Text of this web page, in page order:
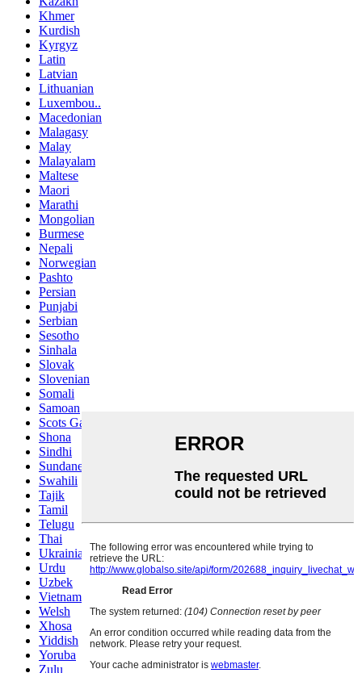
Khmer
Kurdish
Kyrgyz
Latin
Latvian
Lithuanian
Luxembou..
Macedonian
Malagasy
Malay
Malayalam
Maltese
Maori
Marathi
Mongolian
Burmese
Nepali
Norwegian
Pashto
Persian
Punjabi
Serbian
Sesotho
Sinhala
Slovak
Slovenian
Somali
Samoan
Scots Gaelic
Shona
Sindhi
Sundanese
Swahili
Tajik
Tamil
Telugu
Thai
Ukrainian
Urdu
Uzbek
Vietnamese
Welsh
Xhosa
Yiddish
Yoruba
Zulu